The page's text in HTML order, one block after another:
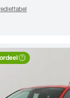
help_outline